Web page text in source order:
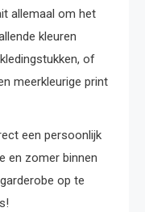
allemaal om het
kleuren
of
meerkleurige print
een persoonlijk
en zomer binnen
op te